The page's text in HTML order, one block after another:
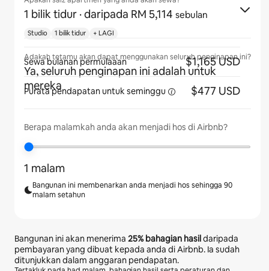
1 bilik tidur · daripada RM 5,114 sebulan
Adakah tetamu akan dapat menggunakan seluruh penginapan ini?
Ya, seluruh penginapan ini adalah untuk
mereka
Berapa malamkah anda akan menjadi hos di Airbnb?
1 malam
Bangunan ini membenarkan anda menjadi hos sehingga 90
malam setahun
Bangunan ini akan menerima 25%bahagian hasildaripada
pembayaran yang dibuat kepada anda di Airbnb. Ia sudah
ditunjukkan dalam anggaran pendapatan.
Studio 1 bilik tidur + LAGI
Sewa bulanan permulaaan $1,165 USD
Purata pendapatanuntuk seminggu $477 USD